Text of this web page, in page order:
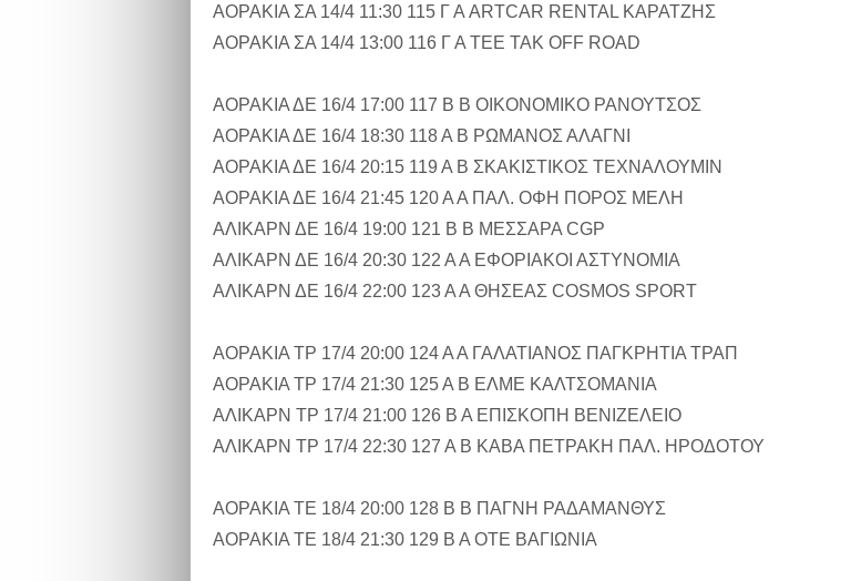
ΑΟΡΑΚΙΑ ΣΑ 14/4 11:30 115 Γ Α ARTCAR RENTAL ΚΑΡΑΤΖΗΣ
ΑΟΡΑΚΙΑ ΣΑ 14/4 13:00 116 Γ Α ΤΕΕ ΤΑΚ OFF ROAD
ΑΟΡΑΚΙΑ ΔΕ 16/4 17:00 117 Β Β ΟΙΚΟΝΟΜΙΚΟ ΡΑΝΟΥΤΣΟΣ
ΑΟΡΑΚΙΑ ΔΕ 16/4 18:30 118 Α Β ΡΩΜΑΝΟΣ ΑΛΑΓΝΙ
ΑΟΡΑΚΙΑ ΔΕ 16/4 20:15 119 Α Β ΣΚΑΚΙΣΤΙΚΟΣ ΤΕΧΝΑΛΟΥΜΙΝ
ΑΟΡΑΚΙΑ ΔΕ 16/4 21:45 120 Α Α ΠΑΛ. ΟΦΗ ΠΟΡΟΣ ΜΕΛΗ
ΑΛΙΚΑΡΝ ΔΕ 16/4 19:00 121 Β Β ΜΕΣΣΑΡΑ CGP
ΑΛΙΚΑΡΝ ΔΕ 16/4 20:30 122 Α Α ΕΦΟΡΙΑΚΟΙ ΑΣΤΥΝΟΜΙΑ
ΑΛΙΚΑΡΝ ΔΕ 16/4 22:00 123 Α Α ΘΗΣΕΑΣ COSMOS SPORT
ΑΟΡΑΚΙΑ ΤΡ 17/4 20:00 124 Α Α ΓΑΛΑΤΙΑΝΟΣ ΠΑΓΚΡΗΤΙΑ ΤΡΑΠ
ΑΟΡΑΚΙΑ ΤΡ 17/4 21:30 125 Α Β ΕΛΜΕ ΚΑΛΤΣΟΜΑΝΙΑ
ΑΛΙΚΑΡΝ ΤΡ 17/4 21:00 126 Β Α ΕΠΙΣΚΟΠΗ ΒΕΝΙΖΕΛΕΙΟ
ΑΛΙΚΑΡΝ ΤΡ 17/4 22:30 127 Α Β ΚΑΒΑ ΠΕΤΡΑΚΗ ΠΑΛ. ΗΡΟΔΟΤΟΥ
ΑΟΡΑΚΙΑ ΤΕ 18/4 20:00 128 Β Β ΠΑΓΝΗ ΡΑΔΑΜΑΝΘΥΣ
ΑΟΡΑΚΙΑ ΤΕ 18/4 21:30 129 Β Α ΟΤΕ ΒΑΓΙΩΝΙΑ